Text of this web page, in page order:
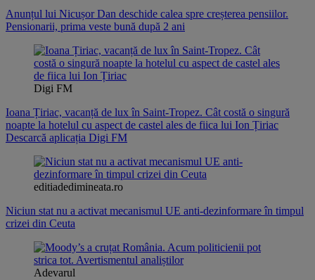
Anunțul lui Nicușor Dan deschide calea spre creșterea pensiilor.
Pensionarii, prima veste bună după 2 ani
Digi FM
Ioana Țiriac, vacanță de lux în Saint-Tropez. Cât costă o singură
noapte la hotelul cu aspect de castel ales de fiica lui Ion Țiriac
Descarcă aplicația Digi FM
editiadedimineata.ro
Niciun stat nu a activat mecanismul UE anti-dezinformare în timpul
crizei din Ceuta
Adevarul